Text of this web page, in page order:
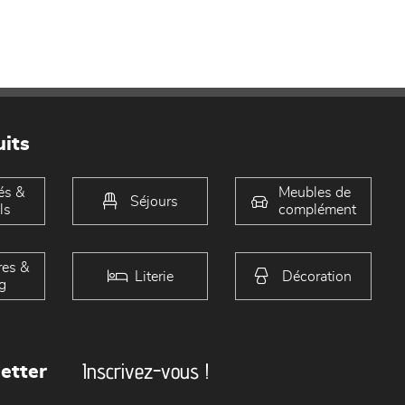
&
Séjours
Meubles de
complément
&
Literie Décoration
Inscrivez-vous !